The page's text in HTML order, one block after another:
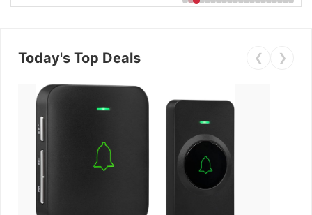
Today's Top Deals ❮ ❯